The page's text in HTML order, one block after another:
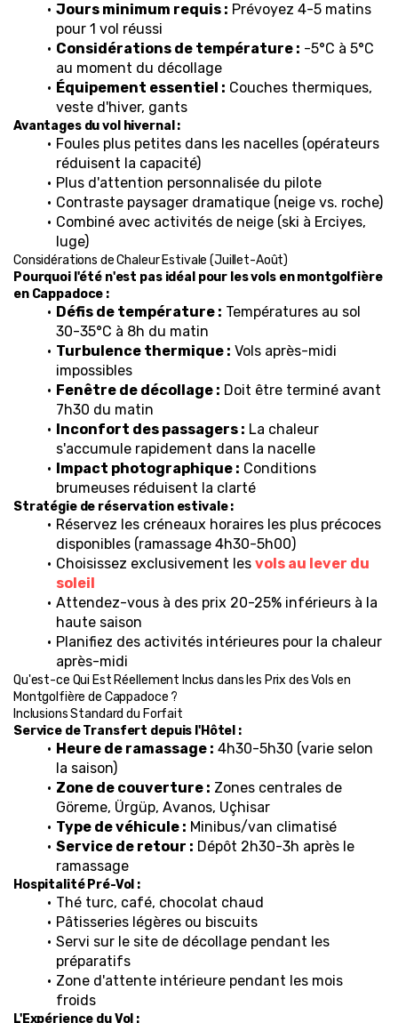
Jours minimum requis : Prévoyez 4-5 matins
pour 1 vol réussi
Considérations de température : -5°C à 5°C
au moment du décollage
Équipement essentiel : Couches thermiques,
veste d'hiver, gants
Avantages du vol hivernal :
Foules plus petites dans les nacelles (opérateurs
réduisent la capacité)
Plus d'attention personnalisée du pilote
Contraste paysager dramatique (neige vs. roche)
Combiné avec activités de neige (ski à Erciyes,
luge)
Considérations de Chaleur Estivale (Juillet-Août)
Pourquoi l'été n'est pas idéal pour les vols en montgolfière
en Cappadoce :
Défis de température : Températures au sol
30-35°C à 8h du matin
Turbulence thermique : Vols après-midi
impossibles
Fenêtre de décollage : Doit être terminé avant
7h30 du matin
Inconfort des passagers : La chaleur
s'accumule rapidement dans la nacelle
Impact photographique : Conditions
brumeuses réduisent la clarté
Stratégie de réservation estivale :
Réservez les créneaux horaires les plus précoces
disponibles (ramassage 4h30-5h00)
Choisissez exclusivement les vols au lever du
soleil
Attendez-vous à des prix 20-25% inférieurs à la
haute saison
Planifiez des activités intérieures pour la chaleur
après-midi
Qu'est-ce Qui Est Réellement Inclus dans les Prix des Vols en
Montgolfière de Cappadoce ?
Inclusions Standard du Forfait
Service de Transfert depuis l'Hôtel :
Heure de ramassage : 4h30-5h30 (varie selon
la saison)
Zone de couverture : Zones centrales de
Göreme, Ürgüp, Avanos, Uçhisar
Type de véhicule : Minibus/van climatisé
Service de retour : Dépôt 2h30-3h après le
ramassage
Hospitalité Pré-Vol :
Thé turc, café, chocolat chaud
Pâtisseries légères ou biscuits
Servi sur le site de décollage pendant les
préparatifs
Zone d'attente intérieure pendant les mois
froids
L'Expérience du Vol :